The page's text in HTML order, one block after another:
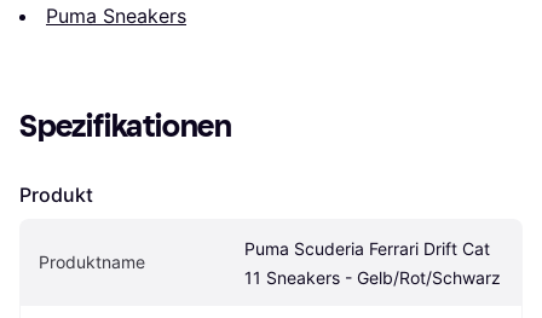
Puma Sneakers
Spezifikationen
Produkt
Produktname
Puma Scuderia Ferrari Drift Cat
11 Sneakers - Gelb/Rot/Schwarz